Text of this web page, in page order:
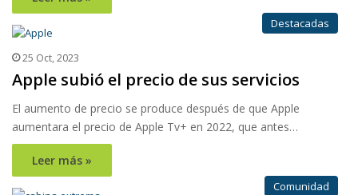
Destacadas
25 Oct, 2023
Apple subió el precio de sus servicios
El aumento de precio se produce después de que Apple
aumentara el precio de Apple Tv+ en 2022, que antes…
Leer más »
Comunidad